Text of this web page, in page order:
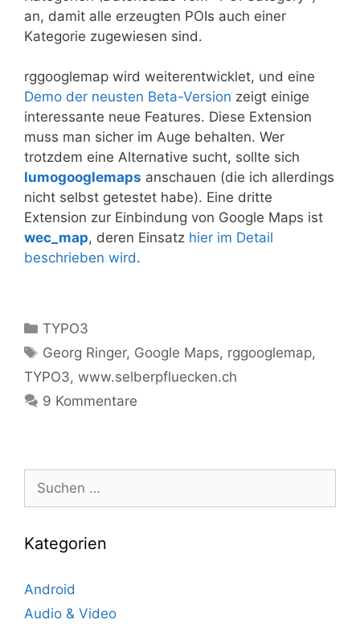
an, damit alle erzeugten POIs auch einer
Kategorie zugewiesen sind.
rggooglemap wird weiterentwicklet, und eine
Demo der neusten Beta-Version zeigt einige
interessante neue Features. Diese Extension
muss man sicher im Auge behalten. Wer
trotzdem eine Alternative sucht, sollte sich
lumogooglemaps anschauen (die ich allerdings
nicht selbst getestet habe). Eine dritte
Extension zur Einbindung von Google Maps ist
wec_map, deren Einsatz hier im Detail
beschrieben wird.
Kategorien
TYPO3
Tags
Georg Ringer, Google Maps, rggooglemap,
TYPO3, www.selberpfluecken.ch
9 Kommentare
nach:
Kategorien
Android
Audio & Video